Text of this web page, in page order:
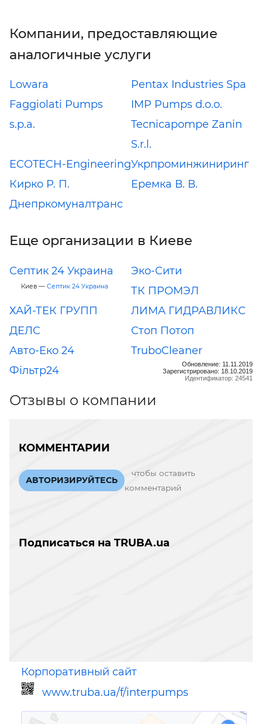
Компании, предоставляющие
аналогичные услуги
Lowara
Pentax Industries Spa
Faggiolati Pumps
s.p.a.
IMP Pumps d.o.o.
Tecnicapompe Zanin
S.r.l.
ECOTECH-EngineeringУкрпроминжиниринг
Кирко Р. П.
Еремка В. В.
Днепркомуналтранс
Еще организации в Киеве
Септик 24 Украина
Киев — Септик 24 Украина
Эко-Сити
ТК ПРОМЭЛ
ХАЙ-ТЕК ГРУПП
ЛИМА ГИДРАВЛИКС
ДЕЛС
Стоп Потоп
Авто-Еко 24
TruboCleaner
Фільтр24
Обновление: 11.11.2019
Зарегистрировано: 18.10.2019
Идентификатор: 24541
Отзывы о компании
КОММЕНТАРИИ
АВТОРИЗИРУЙТЕСЬ
чтобы оставить
комментарий
Подписаться на TRUBA.ua
Корпоративный сайт
www.truba.ua/f/interpumps